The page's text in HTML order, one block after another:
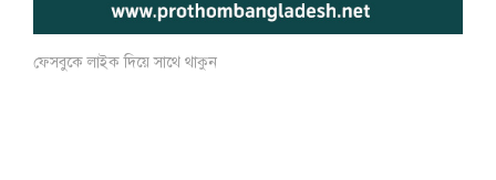
ফেসবুকে লাইক দিয়ে সাথে থাকুন